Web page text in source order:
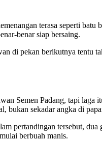
terasa seperti
benar siap bersaing.
di pekan berikutnya tentu
Semen Padang, tapi laga
bukan sekadar angka di
pertandingan tersebut,
berbuah manis.